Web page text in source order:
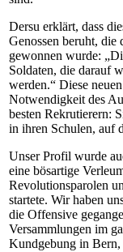
Dersu erklärt, dass
Genossen beruht,
gewonnen wurde:
Soldaten, die darauf
werden.“ Diese
Notwendigkeit des
besten Rekrutierern:
in ihren Schulen, auf
Unser Profil wurde
eine bösartige
Revolutionsparolen
startete. Wir haben
die Offensive
Versammlungen im
Kundgebung in